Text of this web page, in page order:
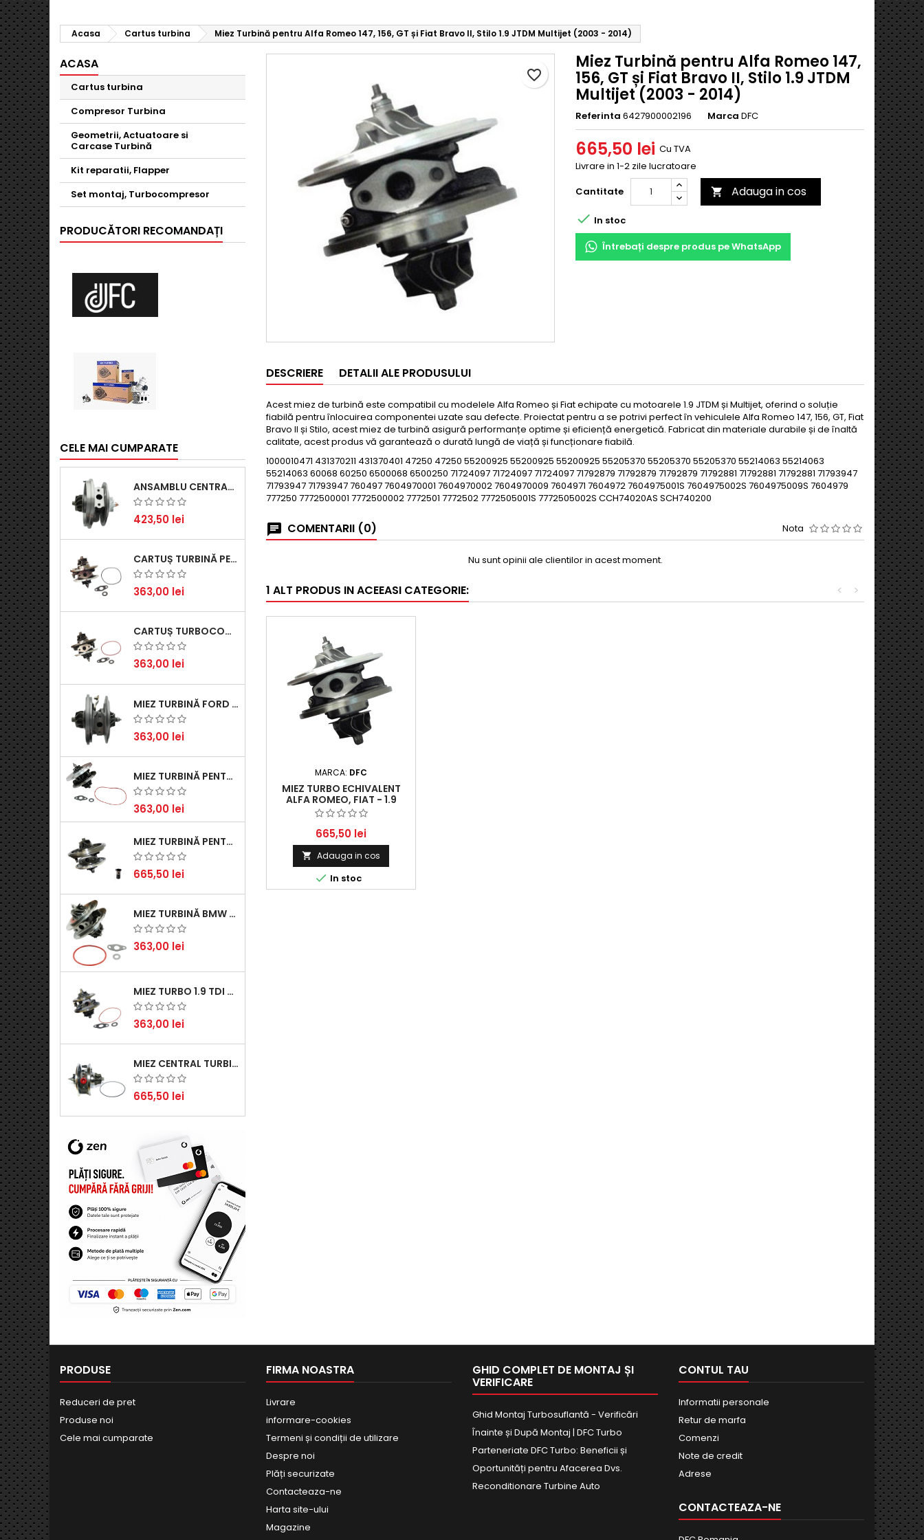
Acasa Cartus turbina Miez Turbină pentru Alfa Romeo 147, 156, GT și Fiat Bravo II, Stilo 1.9 JTDM Multijet (2003 - 2014)
ACASA
Cartus turbina
Compresor Turbina
Geometrii, Actuatoare si
Carcase Turbină
Kit reparatii, Flapper
Set montaj, Turbocompresor
PRODUCĂTORI RECOMANDAȚI
CELE MAI CUMPARATE
ANSAMBLU CENTRAL TURBINĂ PENTRU BMW SERIA 3, SERIA 5 ȘI X3 - PERFORMANȚĂ ȘI FIABILITATE
423,50 lei
CARTUȘ TURBINĂ PENTRU AUDI A4, A6, SKODA SUPERB ȘI VW PASSAT, MOTOR DIESEL 1.9 TDI
363,00 lei
CARTUȘ TURBOCOMPRESOR PENTRU VW, AUDI, SEAT, SKODA - MOTOR DIESEL 2.0 TDI
363,00 lei
MIEZ TURBINĂ FORD TRANSIT 2.2 TDCI (2007-2016)
363,00 lei
MIEZ TURBINĂ PENTRU CITROËN, FORD, MAZDA, MINI, PEUGEOT ȘI VOLVO - MOTORIZĂRI 1.6 HDI ȘI 1.6 D
363,00 lei
MIEZ TURBINĂ PENTRU AUDI, SEAT, SKODA ȘI VOLKSWAGEN - MOTORIZĂRI 2.0 TDI 103KW 140CP
665,50 lei
MIEZ TURBINĂ BMW SERIA 1 (E81, E87) 120 D - CREȘTEȚI PERFORMANȚA ȘI RĂSPUNSUL MOTORULUI
363,00 lei
MIEZ TURBO 1.9 TDI - PERFORMANȚĂ FIABILĂ PENTRU AUDI, SEAT, SKODA ȘI VW
363,00 lei
MIEZ CENTRAL TURBINĂ SUZUKI GRAND ESCUDO II 1.9 DDIS TRACȚIUNE INTEGRALĂ - MOTORIZARE 1.9L, 95 KW (129 CP)
665,50 lei
Miez Turbină pentru Alfa Romeo 147,
156, GT și Fiat Bravo II, Stilo 1.9 JTDM
Multijet (2003 - 2014)
Referinta 6427900002196 Marca DFC
665,50 lei Cu TVA
Livrare in 1-2 zile lucratoare
Cantitate
 Adauga in cos
favorite_border
 In stoc
Întrebați despre produs pe WhatsApp
DESCRIERE DETALII ALE PRODUSULUI
Acest miez de turbină este compatibil cu modelele Alfa Romeo și Fiat echipate cu motoarele 1.9 JTDM și Multijet, oferind o soluție
fiabilă pentru înlocuirea componentei uzate sau defecte. Proiectat pentru a se potrivi perfect în vehiculele Alfa Romeo 147, 156, GT, Fiat
Bravo II și Stilo, acest miez de turbină asigură performanțe optime și eficiență energetică. Fabricat din materiale durabile și de înaltă
calitate, acest produs vă garantează o durată lungă de viață și funcționare fiabilă.
1000010471 431370211 431370401 47250 47250 55200925 55200925 55200925 55205370 55205370 55205370 55214063 55214063
55214063 60068 60250 6500068 6500250 71724097 71724097 71724097 71792879 71792879 71792879 71792881 71792881 71792881 71793947
71793947 71793947 760497 7604970001 7604970002 7604970009 7604971 7604972 7604975001S 7604975002S 7604975009S 7604979
777250 7772500001 7772500002 7772501 7772502 7772505001S 7772505002S CCH74020AS SCH740200
COMENTARII (0) Nota
Nu sunt opinii ale clientilor in acest moment.
1 ALT PRODUS IN ACEEASI CATEGORIE: >
<
MARCA: DFC
MIEZ TURBO ECHIVALENT
ALFA ROMEO, FIAT - 1.9
JTDM / JTD / MULTIJET 110
KW / 150 CP
665,50 lei
 Adauga in cos
 In stoc
PRODUSE
Reduceri de pret
Produse noi
Cele mai cumparate
FIRMA NOASTRA
Livrare
informare-cookies
Termeni și condiții de utilizare
Despre noi
Plăți securizate
Contacteaza-ne
Harta site-ului
Magazine
GHID COMPLET DE MONTAJ ȘI
VERIFICARE
Ghid Montaj Turbosuflantă - Verificări
Înainte și După Montaj | DFC Turbo
Parteneriate DFC Turbo: Beneficii și
Oportunități pentru Afacerea Dvs.
Reconditionare Turbine Auto
CONTUL TAU
Informatii personale
Retur de marfa
Comenzi
Note de credit
Adrese
CONTACTEAZA-NE